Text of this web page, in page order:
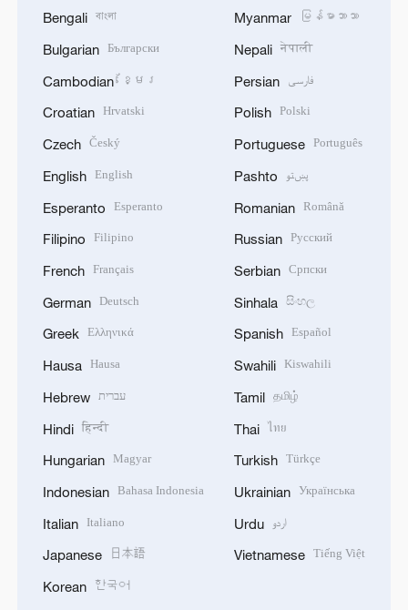
Bengali বাংলা
Bulgarian Български
Cambodian ខ្មែរ
Croatian Hrvatski
Czech Český
English English
Esperanto Esperanto
Filipino Filipino
French Français
German Deutsch
Greek Ελληνικά
Hausa Hausa
Hebrew עברית
Hindi हिन्दी
Hungarian Magyar
Indonesian Bahasa Indonesia
Italian Italiano
Japanese 日本語
Korean 한국어
Myanmar မြန်မာဘာသာ
Nepali नेपाली
Persian فارسی
Polish Polski
Portuguese Português
Pashto پښتو
Romanian Română
Russian Русский
Serbian Српски
Sinhala සිංහල
Spanish Español
Swahili Kiswahili
Tamil தமிழ்
Thai ไทย
Turkish Türkçe
Ukrainian Українська
Urdu اردو
Vietnamese Tiếng Việt